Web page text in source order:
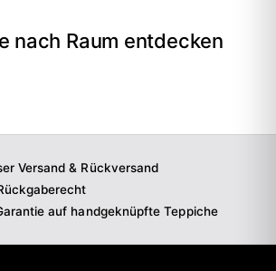
nach Raum entdecken
Versand & Rückversand
auf handgeknüpfte Teppiche